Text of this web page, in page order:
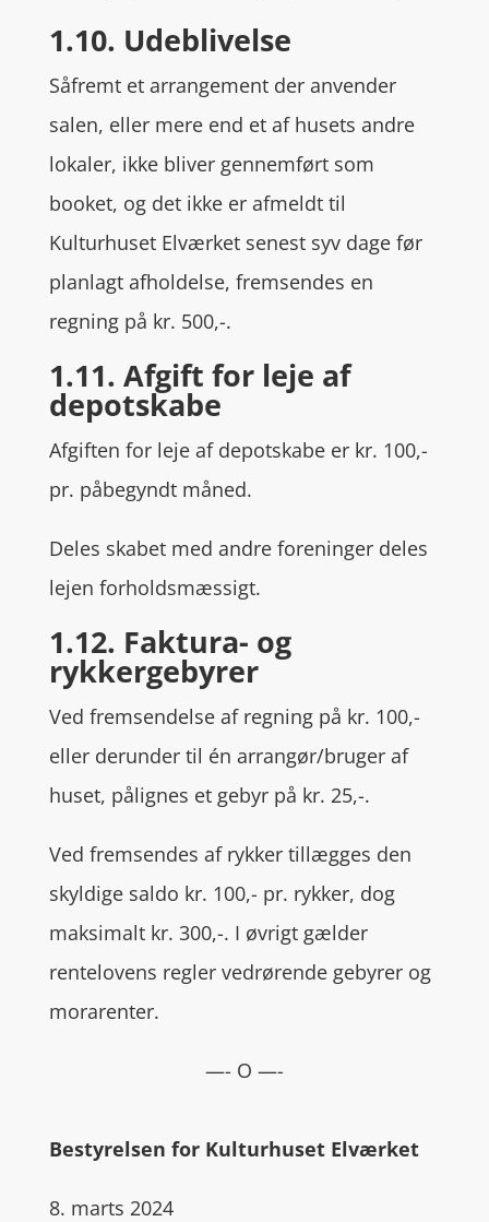
1.10. Udeblivelse
Såfremt et arrangement der anvender
salen, eller mere end et af husets andre
lokaler, ikke bliver gennemført som
booket, og det ikke er afmeldt til
Kulturhuset Elværket senest syv dage før
planlagt afholdelse, fremsendes en
regning på kr. 500,-.
1.11. Afgift for leje af
depotskabe
Afgiften for leje af depotskabe er kr. 100,-
pr. påbegyndt måned.
Deles skabet med andre foreninger deles
lejen forholdsmæssigt.
1.12. Faktura- og
rykkergebyrer
Ved fremsendelse af regning på kr. 100,-
eller derunder til én arrangør/bruger af
huset, pålignes et gebyr på kr. 25,-.
Ved fremsendes af rykker tillægges den
skyldige saldo kr. 100,- pr. rykker, dog
maksimalt kr. 300,-. I øvrigt gælder
rentelovens regler vedrørende gebyrer og
morarenter.
—- O —-
Bestyrelsen for Kulturhuset Elværket
8. marts 2024